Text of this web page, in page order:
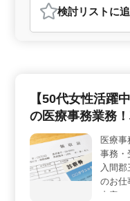
おすすめポイント
＜充実した休日制度
年間休日は120日確
充実しています。し
います。 ＜アット
スタッフ同士の仲が良
クを深めながら楽し
も完備されており、
サポートしています
方＞ マイカー通勤が
も魅力です。公共交
検討リスト に
【50代女性活躍
の医療事務業務
医療事務・受付 /
事務・
入間
のお仕
内容